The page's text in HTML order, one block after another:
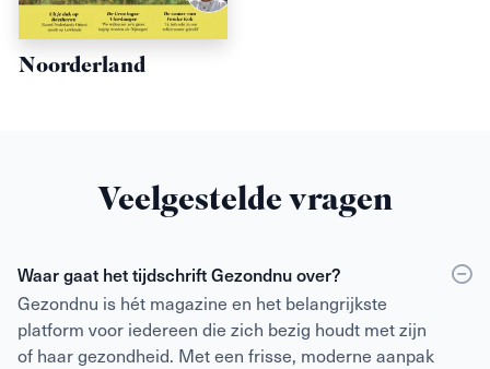
Noorderland
Veelgestelde vragen
Waar gaat het tijdschrift Gezondnu over?
Gezondnu is hét magazine en het belangrijkste
platform voor iedereen die zich bezig houdt met zijn
of haar gezondheid. Met een frisse, moderne aanpak